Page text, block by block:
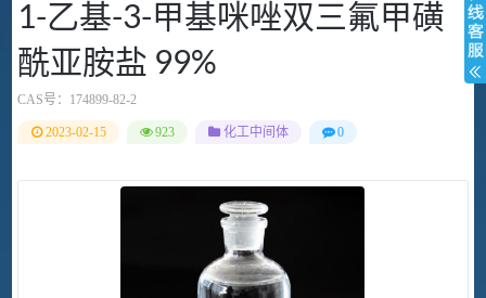
1-乙基-3-甲基咪唑双三氟甲磺
酰亚胺盐 99%
CAS号： 174899-82-2
2023-02-15 923 化工中间体 0